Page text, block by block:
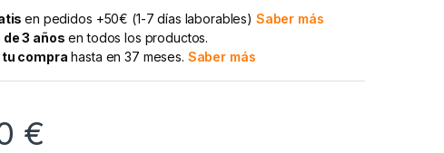
en pedidos +50€ (1-7 días laborables) Saber más
3 años en todos los productos.
compra hasta en 37 meses. Saber más
€